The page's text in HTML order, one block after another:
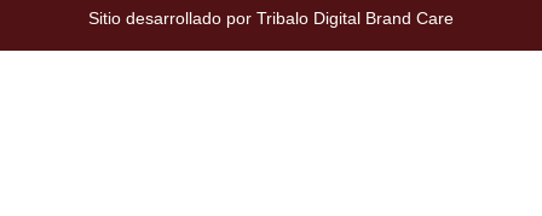
Sitio desarrollado por Tribalo Digital Brand Care